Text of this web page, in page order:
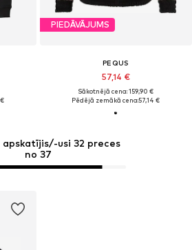
apskatījis/-usi 32 preces
no 37
PIEDĀVĀJUMS
PEQUS
57,14 €
Sākotnējā cena: 159,90 €
Pēdējā zemākā cena:57,14 €